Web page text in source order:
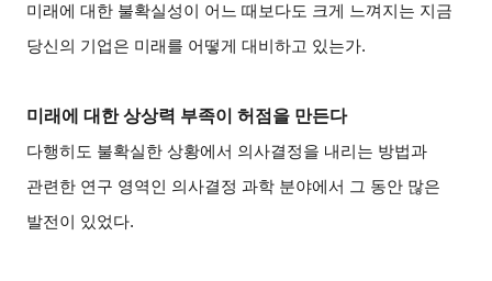
미래에 대한 불확실성이 어느 때보다도 크게 느껴지는 지금
당신의 기업은 미래 를 어떻게 대비하고 있는가.
미래에 대한 상상력 부족이 허점을 만든다
다행히도 불확실한 상황에서 의사결정을 내리는 방법과
관련한 연구 영역인 의사결정 과학 분야에서 그 동안 많은
발전이 있었다.